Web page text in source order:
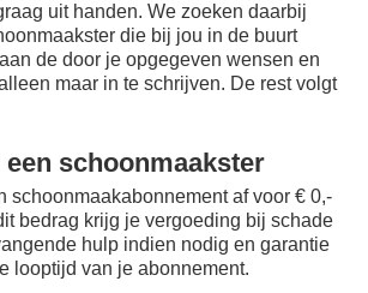
uit handen. We zoeken daarbij
die bij jou in de buurt
de door je opgegeven wensen en
maar in te schrijven. De rest volgt
schoonmaakster
schoonmaakabonnement af voor € 0,-
bedrag krijg je vergoeding bij schade
hulp indien nodig en garantie
looptijd van je abonnement.